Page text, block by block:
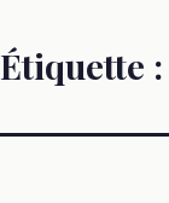
Étiquette :